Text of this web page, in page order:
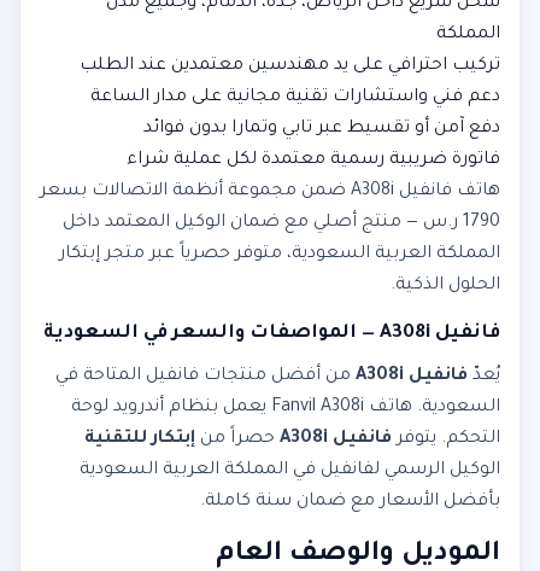
المملكة
تركيب احترافي على يد مهندسين معتمدين عند الطلب
دعم فني واستشارات تقنية مجانية على مدار الساعة
دفع آمن أو تقسيط عبر تابي وتمارا بدون فوائد
فاتورة ضريبية رسمية معتمدة لكل عملية شراء
هاتف فانفيل A308i ضمن مجموعة أنظمة الاتصالات بسعر
1790 ر.س — منتج أصلي مع ضمان الوكيل المعتمد داخل
المملكة العربية السعودية، متوفر حصرياً عبر متجر إبتكار
الحلول الذكية.
فانفيل A308i — المواصفات والسعر في السعودية
يُعدّ فانفيل A308i
من أفضل منتجات فانفيل المتاحة في
السعودية. هاتف Fanvil A308i يعمل بنظام أندرويد لوحة
التحكم. يتوفر فانفيل A308i حصراً من إبتكار للتقنية
الوكيل الرسمي لفانفيل في المملكة العربية السعودية
بأفضل الأسعار مع ضمان سنة كاملة.
الموديل والوصف العام